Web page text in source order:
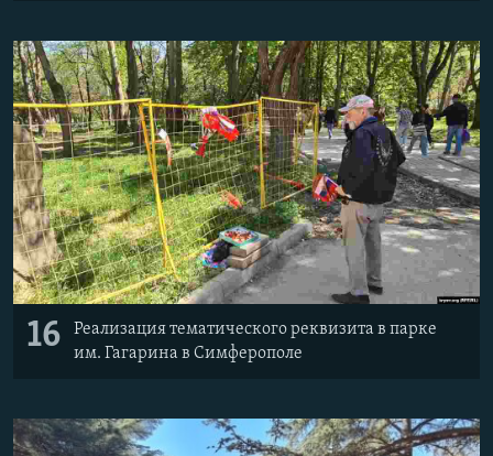
16
Реализация тематического реквизита в парке
им. Гагарина в Симферополе